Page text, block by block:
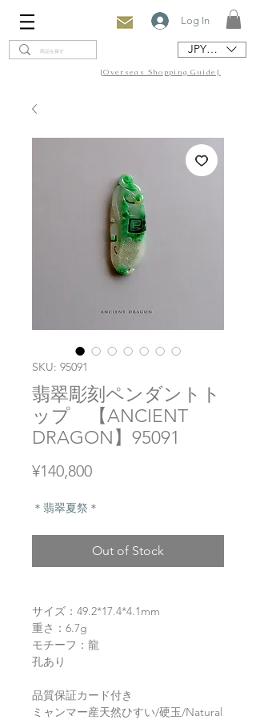
Log In
JPY (¥)
[Overseas Shopping Guide]
SKU: 95091
翡翠彫刻ペンダントト
ップ 【ANCIENT
DRAGON】95091
¥140,800Price
＊翡翠夏祭＊
Out of Stock
サイズ：49.2*17.4*4.1mm
重さ：6.7g
モチーフ：龍
孔あり
品質保証カード付き
ミャンマー産天然ひすい/硬玉/Natural